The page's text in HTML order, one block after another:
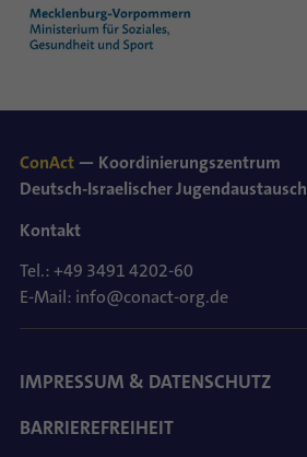
ConAct — Koordinierungszentrum
Deutsch-Israelischer Jugendaustausch
Kontakt
Tel.: +49 3491 4202-60
E-Mail: info@conact-org.de
IMPRESSUM & DATENSCHUTZ
BARRIEREFREIHEIT